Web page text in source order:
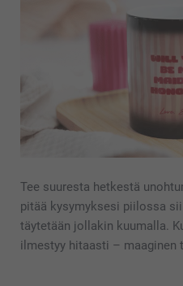
Tee suuresta hetkestä
pitää kysymyksesi piilossa
täytetään jollakin kuumalla.
ilmestyy hitaasti – maaginen